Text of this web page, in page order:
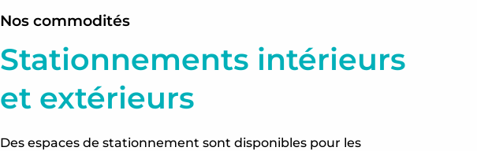
Nos commodités
Stationnements intérieurs
et extérieurs
Des espaces de stationnement sont disponibles pour les